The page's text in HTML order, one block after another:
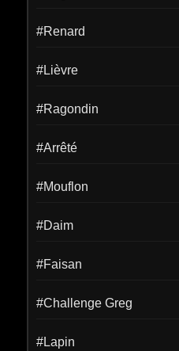
#Renard
#Lièvre
#Ragondin
#Arrêté
#Mouflon
#Daim
#Faisan
#Challenge Greg
#Lapin